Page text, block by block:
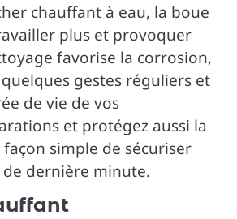
chauffant à eau, la boue
plus et provoquer
favorise la corrosion,
gestes réguliers et
de vie de vos
et protégez aussi la
simple de sécuriser
de dernière minute.